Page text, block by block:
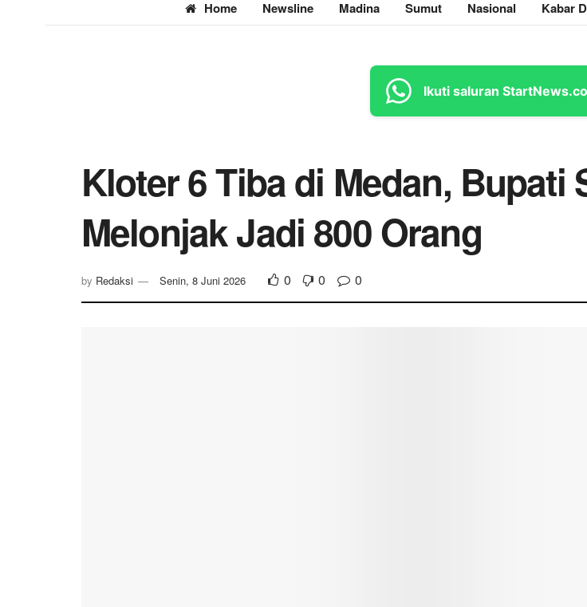
Home Newsline Madina Sumut Nasional Kabar
Ikuti saluran
Kloter 6 Tiba di Medan, Bupati
Melonjak Jadi 800 Orang
by Redaksi Senin, 8 Juni 2026 0 0 0